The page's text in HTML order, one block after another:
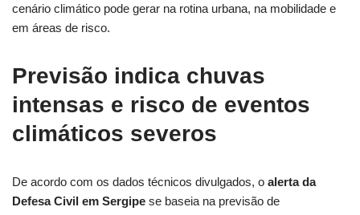
cenário climático pode gerar na rotina urbana, na mobilidade e
em áreas de risco.
Previsão indica chuvas
intensas e risco de eventos
climáticos severos
De acordo com os dados técnicos divulgados, o alerta da
Defesa Civil em Sergipe se baseia na previsão de